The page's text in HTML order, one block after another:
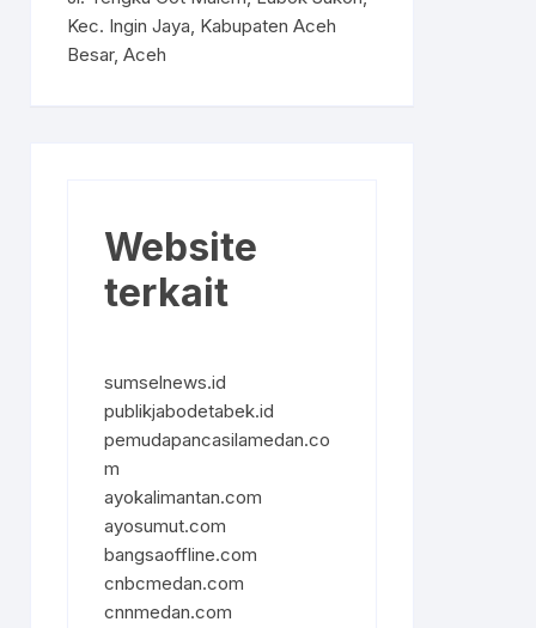
Kec. Ingin Jaya, Kabupaten Aceh
Besar, Aceh
Website
terkait
sumselnews.id
publikjabodetabek.id
pemudapancasilamedan.co
m
ayokalimantan.com
ayosumut.com
bangsaoffline.com
cnbcmedan.com
cnnmedan.com